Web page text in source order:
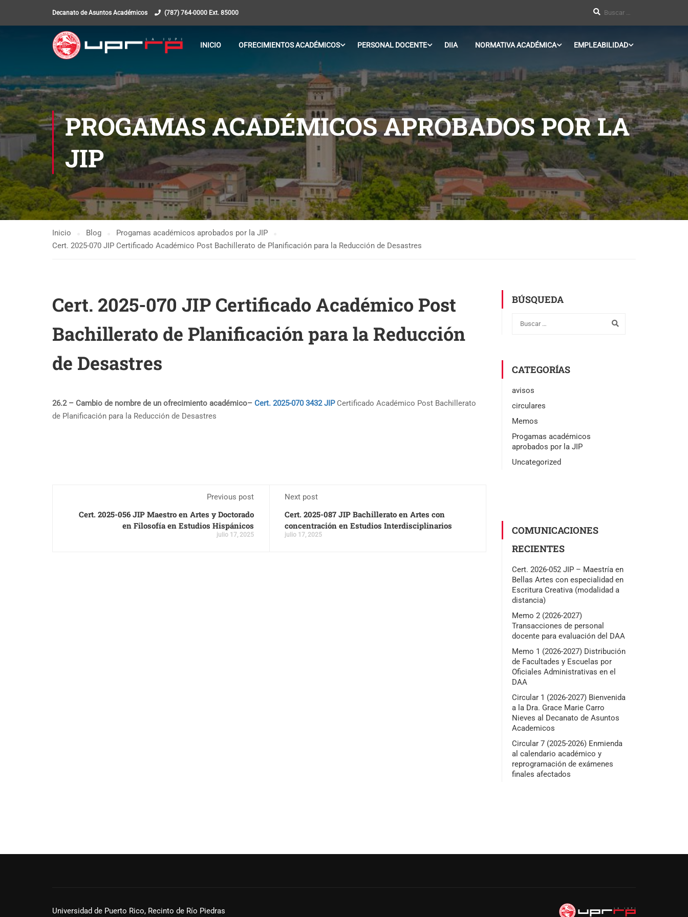
Decanato de Asuntos Académicos (787) 764-0000 Ext. 85000
INICIO OFRECIMIENTOS ACADÉMICOS PERSONAL DOCENTE DIIA NORMATIVA ACADÉMICA EMPLEABILIDAD
PROGAMAS ACADÉMICOS APROBADOS POR LA
JIP
Inicio Blog
Progamas académicos aprobados por la JIP
Cert. 2025-070 JIP Certificado Académico Post Bachillerato de Planificación para la Reducción de Desastres
Cert. 2025-070 JIP Certificado Académico Post
Bachillerato de Planificación para la Reducción
de Desastres
26.2 – Cambio de nombre de un ofrecimiento académico– Cert. 2025-070 3432 JIPCertificado Académico Post Bachillerato
de Planificación para la Reducción de Desastres
Previous post
Cert. 2025-056 JIP Maestro en Artes y Doctorado
en Filosofía en Estudios Hispánicos
julio 17, 2025
Next post
Cert. 2025-087 JIP Bachillerato en Artes con
concentración en Estudios Interdisciplinarios
julio 17, 2025
BÚSQUEDA
CATEGORÍAS
avisos
circulares
Memos
Progamas académicos
aprobados por la JIP
Uncategorized
COMUNICACIONES
RECIENTES
Cert. 2026-052 JIP – Maestría en
Bellas Artes con especialidad en
Escritura Creativa (modalidad a
distancia)
Memo 2 (2026-2027)
Transacciones de personal
docente para evaluación del DAA
Memo 1 (2026-2027) Distribución
de Facultades y Escuelas por
Oficiales Administrativas en el
DAA
Circular 1 (2026-2027) Bienvenida
a la Dra. Grace Marie Carro
Nieves al Decanato de Asuntos
Academicos
Circular 7 (2025-2026) Enmienda
al calendario académico y
reprogramación de exámenes
finales afectados
Universidad de Puerto Rico, Recinto de Río Piedras